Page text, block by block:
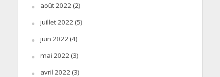
août 2022(2)
juillet 2022(5)
juin 2022(4)
mai 2022(3)
avril 2022(3)